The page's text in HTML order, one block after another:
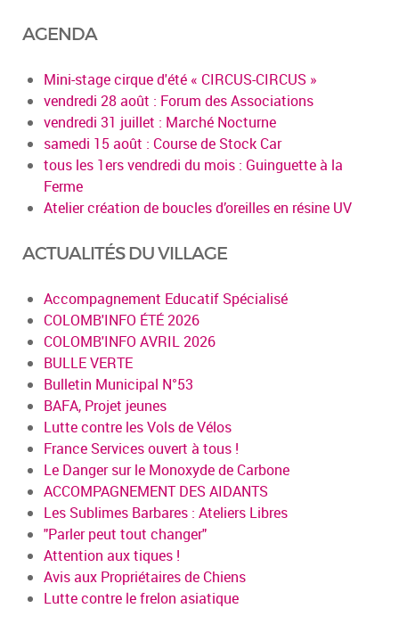
AGENDA
Mini-stage cirque d'été « CIRCUS-CIRCUS »
vendredi 28 août : Forum des Associations
vendredi 31 juillet : Marché Nocturne
samedi 15 août : Course de Stock Car
tous les 1ers vendredi du mois : Guinguette à la
Ferme
Atelier création de boucles d’oreilles en résine UV
ACTUALITÉS DU VILLAGE
Accompagnement Educatif Spécialisé
COLOMB'INFO ÉTÉ 2026
COLOMB'INFO AVRIL 2026
BULLE VERTE
Bulletin Municipal N°53
BAFA, Projet jeunes
Lutte contre les Vols de Vélos
France Services ouvert à tous !
Le Danger sur le Monoxyde de Carbone
ACCOMPAGNEMENT DES AIDANTS
Les Sublimes Barbares : Ateliers Libres
"Parler peut tout changer"
Attention aux tiques !
Avis aux Propriétaires de Chiens
Lutte contre le frelon asiatique